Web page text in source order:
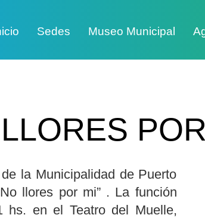
Sedes Museo Municipal
la Municipalidad de Puerto
llores por mi” . La función
en el Teatro del Muelle,